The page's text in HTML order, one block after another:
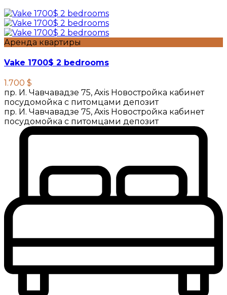
Аренда квартиры
Vake 1700$ 2 bedrooms
1.700 $
пр. И. Чавчавадзе 75, Axis Новостройка кабинет
посудомойка с питомцами депозит
пр. И. Чавчавадзе 75, Axis Новостройка кабинет
посудомойка с питомцами депозит